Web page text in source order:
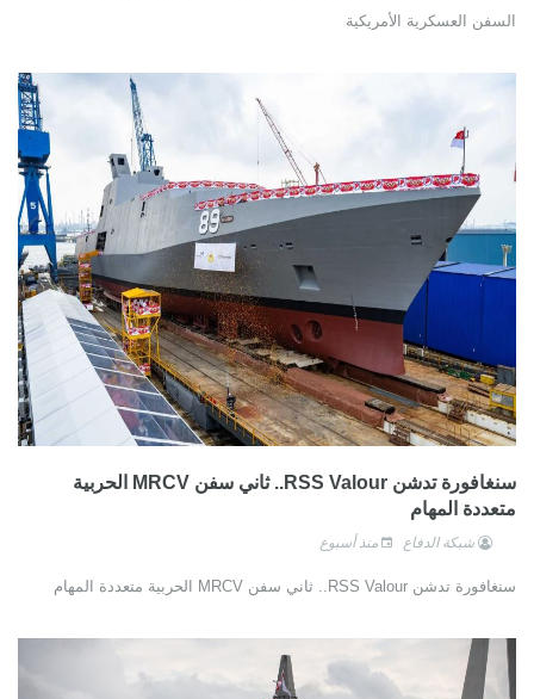
السفن العسكرية الأمريكية
سنغافورة تدشن RSS Valour.. ثاني سفن MRCV الحربية
متعددة المهام
شبكة الدفاع منذ أسبوع
سنغافورة تدشن RSS Valour.. ثاني سفن MRCV الحربية متعددة المهام